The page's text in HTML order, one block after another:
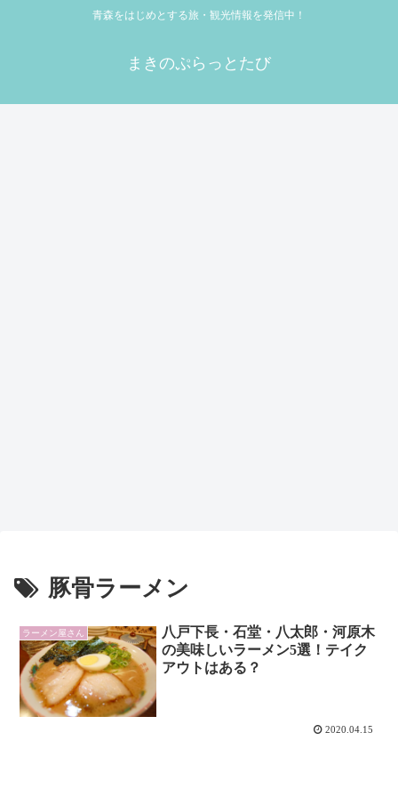
青森をはじめとする旅・観光情報を発信中！
まきのぷらっとたび
豚骨ラーメン
ラーメン屋さん
八戸下長・石堂・八太郎・河原木
の美味しいラーメン5選！テイク
アウトはある？
2020.04.15